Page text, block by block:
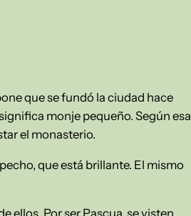
que se fundó la ciudad hace
monje pequeño. Según esa
el monasterio.
que está brillante. El mismo